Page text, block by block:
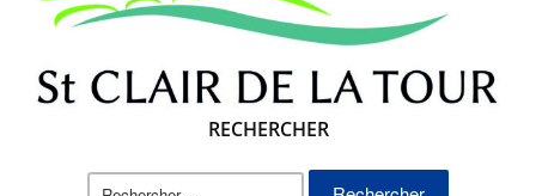
RECHERCHER
Rechercher :